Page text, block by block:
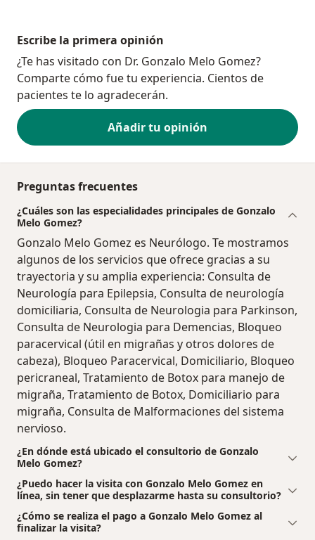
Escribe la primera opinión
¿Te has visitado con Dr. Gonzalo Melo Gomez?
Comparte cómo fue tu experiencia. Cientos de
pacientes te lo agradecerán.
Añadir tu opinión
Preguntas frecuentes
¿Cuáles son las especialidades principales de Gonzalo
Melo Gomez?
Gonzalo Melo Gomez es Neurólogo. Te mostramos
algunos de los servicios que ofrece gracias a su
trayectoria y su amplia experiencia: Consulta de
Neurología para Epilepsia, Consulta de neurología
domiciliaria, Consulta de Neurologia para Parkinson,
Consulta de Neurologia para Demencias, Bloqueo
paracervical (útil en migrañas y otros dolores de
cabeza), Bloqueo Paracervical, Domiciliario, Bloqueo
pericraneal, Tratamiento de Botox para manejo de
migraña, Tratamiento de Botox, Domiciliario para
migraña, Consulta de Malformaciones del sistema
nervioso.
¿En dónde está ubicado el consultorio de Gonzalo
Melo Gomez?
¿Puedo hacer la visita con Gonzalo Melo Gomez en
línea, sin tener que desplazarme hasta su consultorio?
¿Cómo se realiza el pago a Gonzalo Melo Gomez al
finalizar la visita?